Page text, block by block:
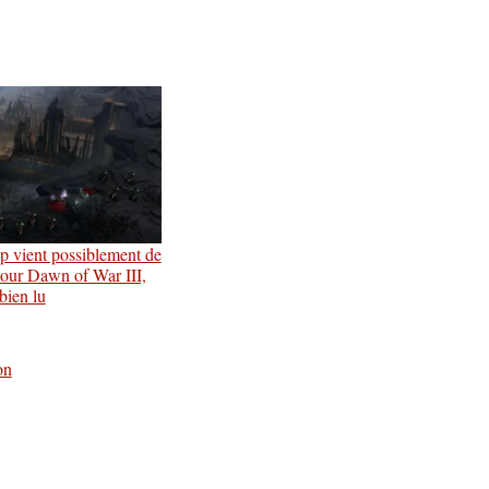
vient possiblement de
Dawn of War III,
lu